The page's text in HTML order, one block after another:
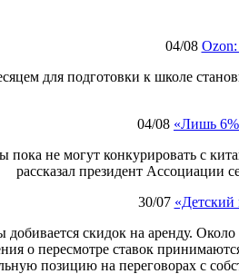
04/08
для подготовки к школе
04/08 «Лишь
пока не могут конкурировать с
рассказал президент Ассоциации
30/07 «Детский
скидок на аренду.
о пересмотре ставок
позицию на переговорах с